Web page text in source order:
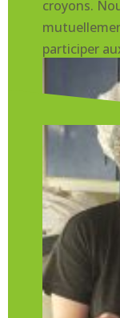
croyons.
participer
être
membres
pourrez